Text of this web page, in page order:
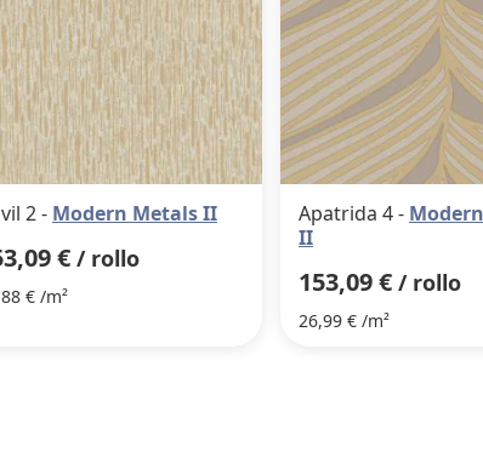
2 - Modern Metals II
€ / rollo
€ /m²
Apatrida 4 -
II
153,09 € / rollo
26,99 € /m²